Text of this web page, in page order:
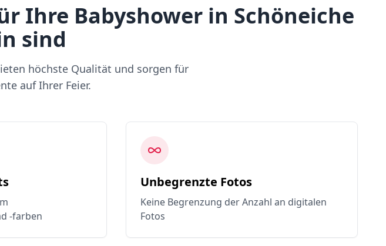
Ihre Babyshower in Schöneiche
sind
höchste Qualität und sorgen für
auf Ihrer Feier.
-farben
Unbegrenzte Fotos
Keine Begrenzung der Anzahl an digitalen
Fotos